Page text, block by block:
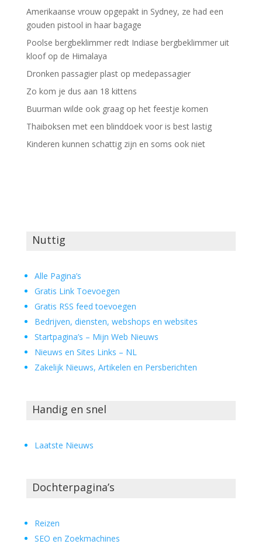
Amerikaanse vrouw opgepakt in Sydney, ze had een
gouden pistool in haar bagage
Poolse bergbeklimmer redt Indiase bergbeklimmer uit
kloof op de Himalaya
Dronken passagier plast op medepassagier
Zo kom je dus aan 18 kittens
Buurman wilde ook graag op het feestje komen
Thaiboksen met een blinddoek voor is best lastig
Kinderen kunnen schattig zijn en soms ook niet
Nuttig
Alle Pagina’s
Gratis Link Toevoegen
Gratis RSS feed toevoegen
Bedrijven, diensten, webshops en websites
Startpagina’s – Mijn Web Nieuws
Nieuws en Sites Links – NL
Zakelijk Nieuws, Artikelen en Persberichten
Handig en snel
Laatste Nieuws
Dochterpagina’s
Reizen
SEO en Zoekmachines